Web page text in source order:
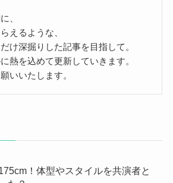
、
えるような、
け深掘りした記事を目指して。
熱を込めて更新していきます。
いいたします。
！体型やスタイルを共演者と